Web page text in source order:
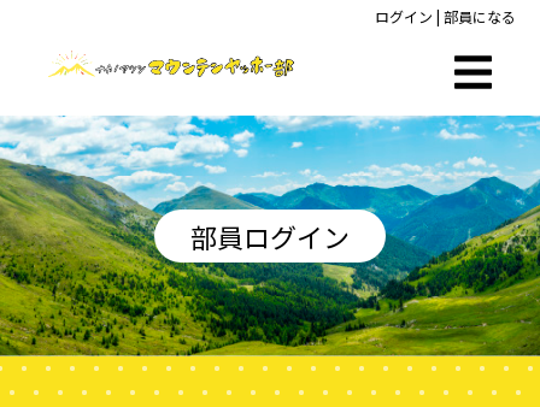
ログイン | 部員になる
部員ログイン